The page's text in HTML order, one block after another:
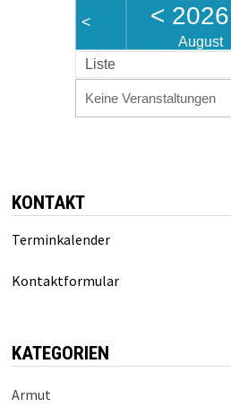
< < 2026
August
Liste
Keine Veranstaltungen
KONTAKT
Terminkalender
Kontaktformular
KATEGORIEN
Armut